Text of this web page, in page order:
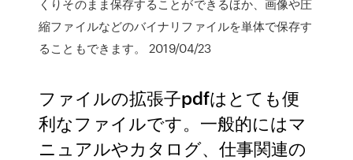
くりそのまま保存することができるほか、画像や圧
縮ファイルなどのバイナリファイルを単体で保存す
ることもできます。 2019/04/23
ファイルの拡張子pdfはとても便
利なファイルです。一般的にはマ
ニュアルやカタログ、仕事関連の